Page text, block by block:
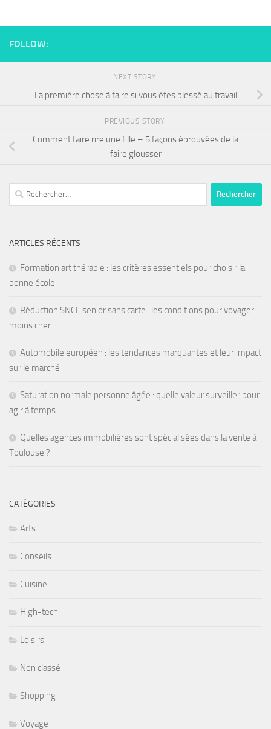
FOLLOW:
NEXT STORY
La première chose à faire si vous êtes blessé au travail
PREVIOUS STORY
Comment faire rire une fille – 5 façons éprouvées de la
faire glousser
ARTICLES RÉCENTS
Formation art thérapie : les critères essentiels pour choisir la
bonne école
Réduction SNCF senior sans carte : les conditions pour voyager
moins cher
Automobile européen : les tendances marquantes et leur impact
sur le marché
Saturation normale personne âgée : quelle valeur surveiller pour
agir à temps
Quelles agences immobilières sont spécialisées dans la vente à
Toulouse ?
CATÉGORIES
Arts
Conseils
Cuisine
High-tech
Loisirs
Non classé
Shopping
Voyage